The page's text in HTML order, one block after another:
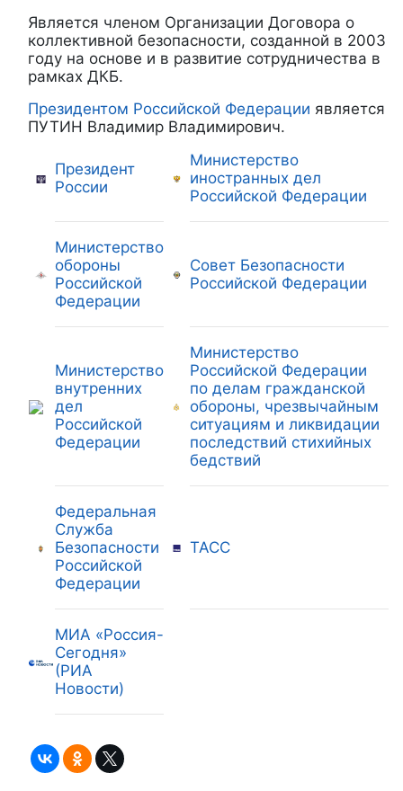
Является членом Организации Договора о
коллективной безопасности, созданной в 2003
году на основе и в развитие сотрудничества в
рамках ДКБ.
Президентом Российской Федерации является
ПУТИН Владимир Владимирович.
Президент
России
Министерство
иностранных дел
Российской Федерации
Министерство
обороны
Российской
Федерации
Совет Безопасности
Российской Федерации
Министерство
внутренних
дел
Российской
Федерации
Министерство
Российской Федерации
по делам гражданской
обороны, чрезвычайным
ситуациям и ликвидации
последствий стихийных
бедствий
Федеральная
Служба
Безопасности
Российской
Федерации
ТАСС
МИА «Россия-
Сегодня»
(РИА
Новости)